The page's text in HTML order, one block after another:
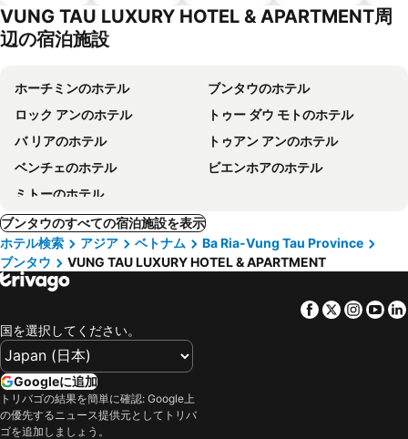
VUNG TAU LUXURY HOTEL & APARTMENT周
辺の宿泊施設
ホーチミンのホテル
ブンタウのホテル
ロック アンのホテル
トゥー ダウ モトのホテル
バ リアのホテル
トゥアン アンのホテル
ベンチェのホテル
ビエンホアのホテル
ミトーのホテル
ブンタウのすべての宿泊施設を表示
ホテル検索
アジア ベトナム
Ba Ria-Vung Tau Province
ブンタウ
VUNG TAU LUXURY HOTEL & APARTMENT
Facebook
Twitter
国を選択してください。
Googleに追加
トリバゴの結果を簡単に確認: Google上
の優先するニュース提供元としてトリバ
ゴを追加しましょう。